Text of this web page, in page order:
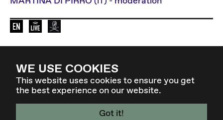
WE USE COOKIES
This website uses cookies to ensure you get
the best experience on our website.
Got it!
Sprache der Veranstaltung: en
Elevate Mediachannel Livestream
Zurück zur Übersicht